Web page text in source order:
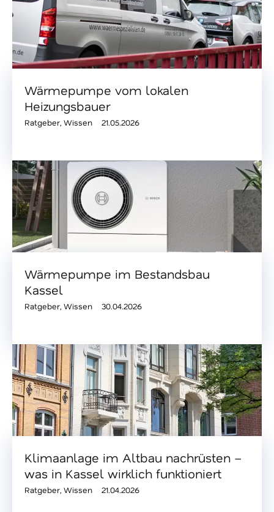
Wärmepumpe vom lokalen
Heizungsbauer
Ratgeber, Wissen 21.05.2026
Wärmepumpe im Bestandsbau
Kassel
Ratgeber, Wissen 30.04.2026
Klimaanlage im Altbau nachrüsten –
was in Kassel wirklich funktioniert
Ratgeber, Wissen 21.04.2026